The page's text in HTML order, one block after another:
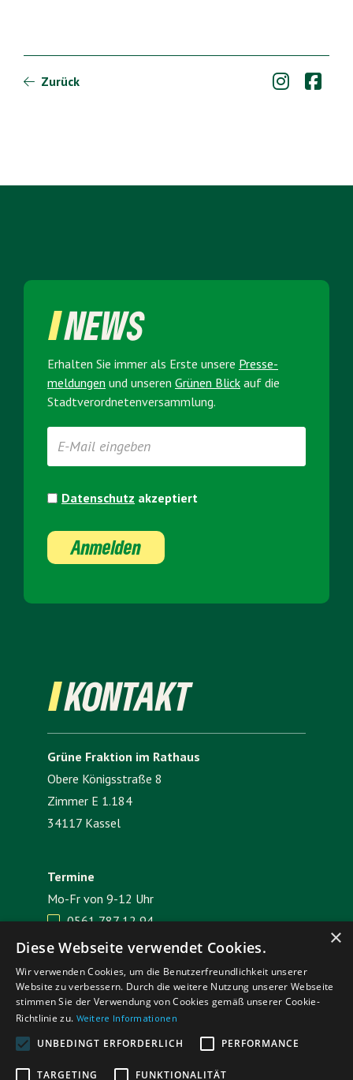
 Zurück  
NEWS
Erhalten Sie immer als Erste unsere Presse­
meldungen und unseren Grünen Blick auf die
Stadt­verordneten­versammlung.
Datenschutz akzeptiert
Anmelden
KONTAKT
Grüne Fraktion im Rathaus
Obere Königsstraße 8
Zimmer E 1.184
34117 Kassel
Termine
Mo-Fr von 9-12 Uhr
 0561 787 12 94
 E-Mail senden
Impressum Datenschutz
×
Diese Webseite verwendet Cookies.
Wir verwenden Cookies, um die Benutzerfreundlichkeit unserer
Website zu verbessern. Durch die weitere Nutzung unserer Webseite
stimmen Sie der Verwendung von Cookies gemäß unserer Cookie-
Richtlinie zu. Weitere Informationen
UNBEDINGT ERFORDERLICH PERFORMANCE
TARGETING FUNKTIONALITÄT